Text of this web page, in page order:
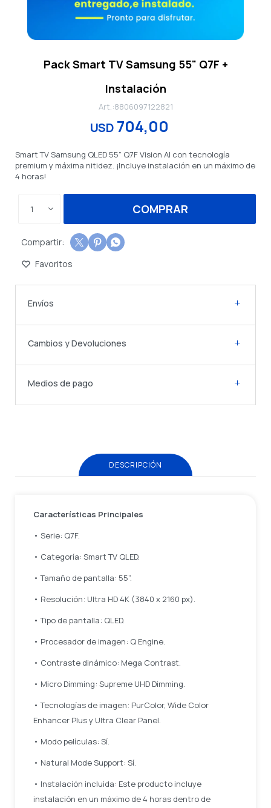
Pack Smart TV Samsung 55" Q7F +
Instalación
8806097122821
USD 704,00
Smart TV Samsung QLED 55” Q7F Vision AI con tecnología
premium y máxima nitidez. ¡Incluye instalación en un máximo de
4 horas!
1 COMPRAR
  
Envíos
Cambios y Devoluciones
Medios de pago
DESCRIPCIÓN
Características Principales
• Serie: Q7F.
• Categoría: Smart TV QLED.
• Tamaño de pantalla: 55”.
• Resolución: Ultra HD 4K (3840 x 2160 px).
• Tipo de pantalla: QLED.
• Procesador de imagen: Q Engine.
• Contraste dinámico: Mega Contrast.
• Micro Dimming: Supreme UHD Dimming.
• Tecnologías de imagen: PurColor, Wide Color
Enhancer Plus y Ultra Clear Panel.
• Modo películas: Sí.
• Natural Mode Support: Sí.
• Instalación incluida: Este producto incluye
instalación en un máximo de 4 horas dentro de